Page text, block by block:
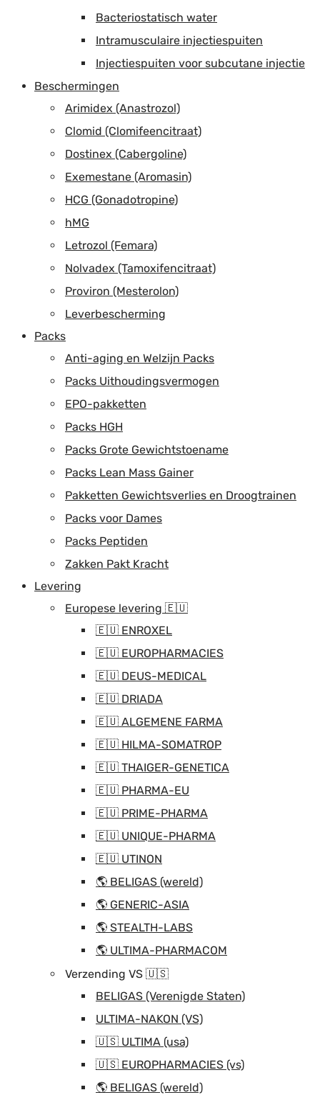
Bacteriostatisch water
Intramusculaire injectiespuiten
Injectiespuiten voor subcutane injectie
Beschermingen
Arimidex (Anastrozol)
Clomid (Clomifeencitraat)
Dostinex (Cabergoline)
Exemestane (Aromasin)
HCG (Gonadotropine)
hMG
Letrozol (Femara)
Nolvadex (Tamoxifencitraat)
Proviron (Mesterolon)
Leverbescherming
Packs
Anti-aging en Welzijn Packs
Packs Uithoudingsvermogen
EPO-pakketten
Packs HGH
Packs Grote Gewichtstoename
Packs Lean Mass Gainer
Pakketten Gewichtsverlies en Droogtrainen
Packs voor Dames
Packs Peptiden
Zakken Pakt Kracht
Levering
Europese levering 🇪🇺
🇪🇺 ENROXEL
🇪🇺 EUROPHARMACIES
🇪🇺 DEUS-MEDICAL
🇪🇺 DRIADA
🇪🇺 ALGEMENE FARMA
🇪🇺 HILMA-SOMATROP
🇪🇺 THAIGER-GENETICA
🇪🇺 PHARMA-EU
🇪🇺 PRIME-PHARMA
🇪🇺 UNIQUE-PHARMA
🇪🇺 UTINON
🌎 BELIGAS (wereld)
🌎 GENERIC-ASIA
🌎 STEALTH-LABS
🌎 ULTIMA-PHARMACOM
Verzending VS 🇺🇸
BELIGAS (Verenigde Staten)
ULTIMA-NAKON (VS)
🇺🇸 ULTIMA (usa)
🇺🇸 EUROPHARMACIES (vs)
🌎 BELIGAS (wereld)